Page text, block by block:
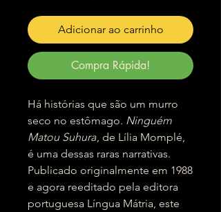
Adicionar ao carrinho
Compra Rápida!
Há histórias que são um murro
seco no estômago. Ninguém
Matou Suhura, de Lília Momplé,
é uma dessas raras narrativas.
Publicado originalmente em 1988
e agora reeditado pela editora
portuguesa Língua Mátria, este